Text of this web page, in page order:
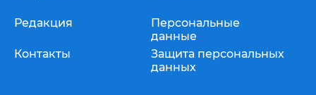
Редакция
Контакты
Персональные
данные
Защита персональных
данных